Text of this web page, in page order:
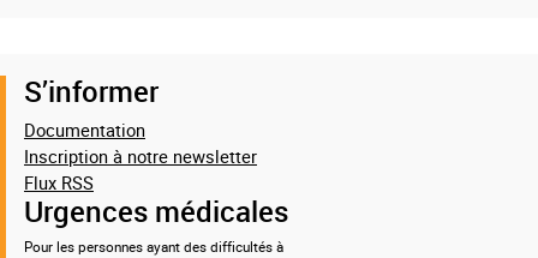
S’informer
Documentation
Inscription à notre newsletter
Flux RSS
Urgences médicales
Pour les personnes ayant des difficultés à